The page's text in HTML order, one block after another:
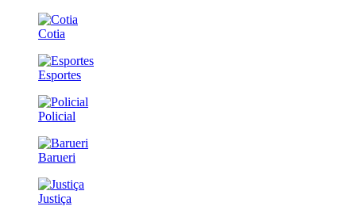
Cotia
Esportes
Policial
Barueri
Justiça